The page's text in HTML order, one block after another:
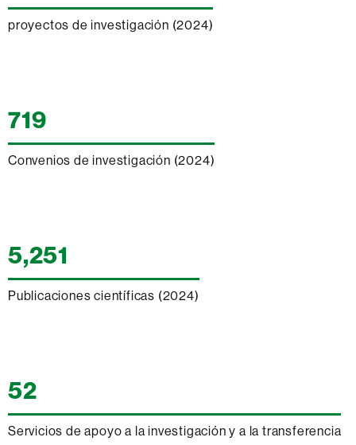
proyectos de investigación (2024)
719
Convenios de investigación (2024)
5,251
Publicaciones científicas (2024)
52
Servicios de apoyo a la investigación y a la transferencia